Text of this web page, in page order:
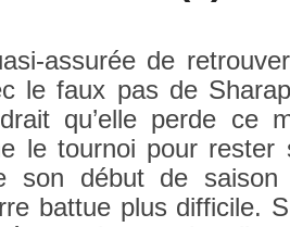
assurée de
le faux pas de
qu’elle perde ce
le tour­noi pour re­st­er
son début de saison
bat­tue plus dif­ficile.